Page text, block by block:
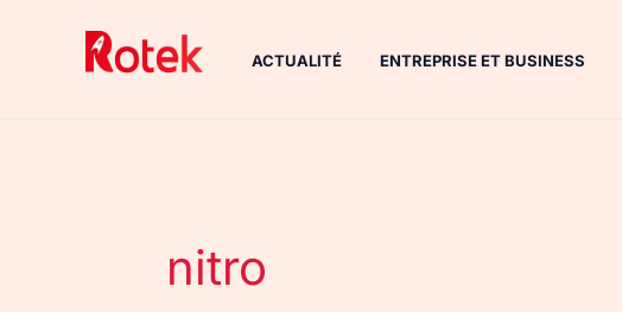
ACTUALITÉ ENTREPRISE ET BUSINESS
nitro